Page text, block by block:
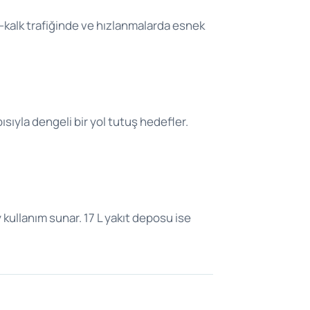
trafiğinde ve hızlanmalarda esnek
dengeli bir yol tutuş hedefler.
sunar. 17 L yakıt deposu ise